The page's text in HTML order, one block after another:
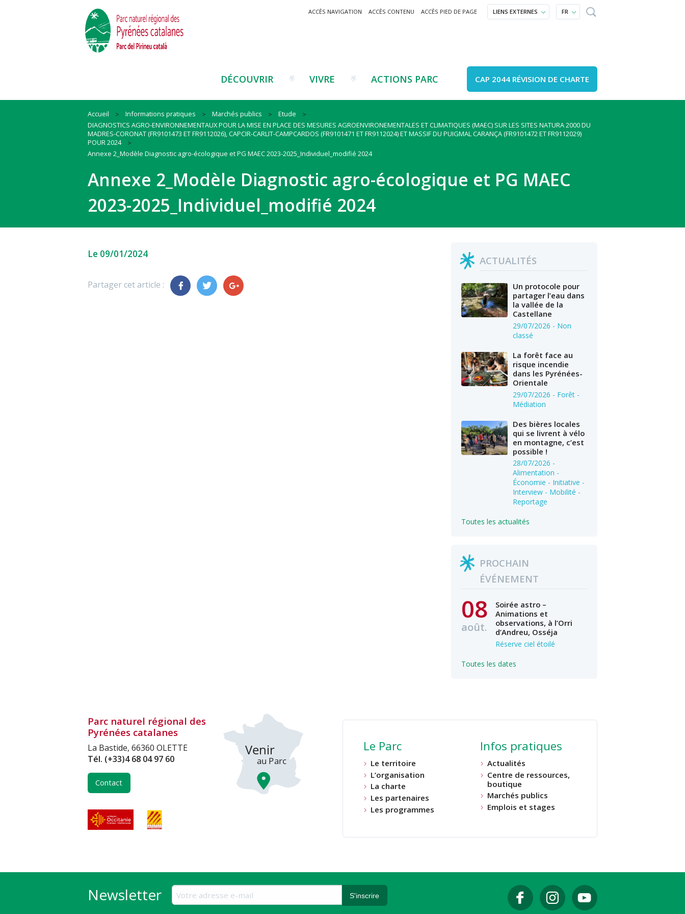
ACCÈS NAVIGATION ACCÈS CONTENU ACCÈS PIED DE PAGE LIENS EXTERNES FR
DÉCOUVRIR
Paysages
Faune et Flore
Pratiques sportives
Nos actions et conseils en espaces
naturels
Patrimoine montagnard
Comment venir ?
Toutes nos vidéos
VIVRE
Habitat
Mobilité
Un projet ?
Un projet ?
Un projet ?
ACTIONS PARC
Ressources
Cadre de vie
#QueLaMontagneEstBelle !
#QuandOnArriveEnParc
Tourisme
Filières émergentes
Culture et patrimoine
Vie locale
CAP 2044 RÉVISION DE CHARTE
Accueil Informations pratiques Marchés publics
Etude
DIAGNOSTICS AGRO-ENVIRONNEMENTAUX POUR LA MISE EN PLACE DES MESURES AGROENVIRONEMENTALES ET CLIMATIQUES (MAEC) SUR LES SITES NATURA 2000 DU
MADRES-CORONAT (FR9101473 ET FR9112026), CAPCIR-CARLIT-CAMPCARDOS (FR9101471 ET FR9112024) ET MASSIF DU PUIGMAL CARANÇA (FR9101472 ET FR9112029)
POUR 2024
Annexe 2_Modèle Diagnostic agro-écologique et PG MAEC 2023-2025_Individuel_modifié 2024
Annexe 2_Modèle Diagnostic agro-écologique et PG MAEC
2023-2025_Individuel_modifié 2024
Le 09/01/2024
Partager cet article :
ACTUALITÉS
Un protocole pour
partager l’eau dans
la vallée de la
Castellane
29/07/2026 - Non
classé
La forêt face au
risque incendie
dans les Pyrénées-
Orientale
29/07/2026 - Forêt -
Médiation
Des bières locales
qui se livrent à vélo
en montagne, c’est
possible !
28/07/2026 -
Alimentation -
Économie - Initiative -
Interview - Mobilité -
Reportage
Toutes les actualités
PROCHAIN
ÉVÉNEMENT
08
août.
Soirée astro –
Animations et
observations, à l’Orri
d’Andreu, Osséja
Réserve ciel étoilé
Toutes les dates
Parc naturel régional des
Pyrénées catalanes
La Bastide, 66360 OLETTE
Tél. (+33)4 68 04 97 60
Contact
Le Parc
Le territoire
L’organisation
La charte
Les partenaires
Les programmes
Infos pratiques
Actualités
Centre de ressources,
boutique
Marchés publics
Emplois et stages
Newsletter